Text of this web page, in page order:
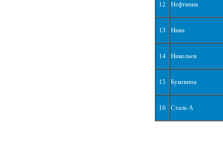
12 Нефтяник
13 Нива
14 Николаев
15 Буковина
16 Сталь А